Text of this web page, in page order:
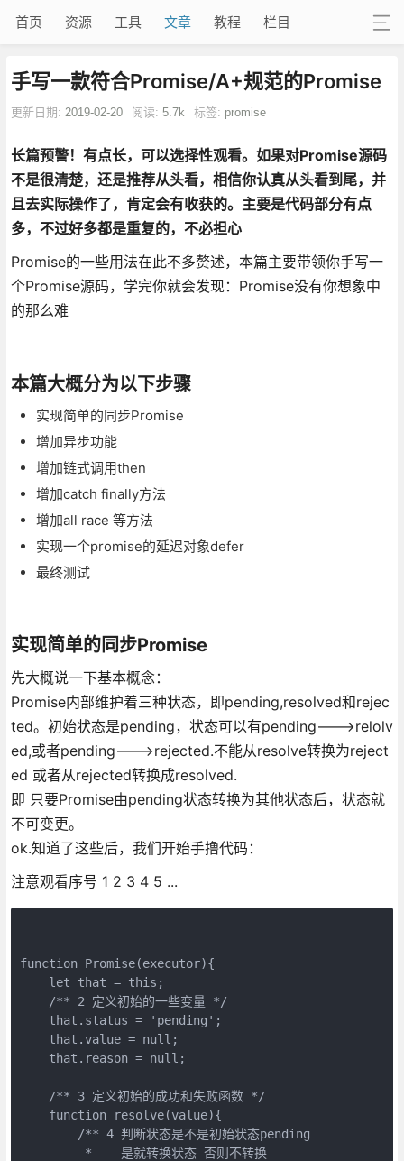
首页 资源 工具 文章 教程 栏目
手写一款符合Promise/A+规范的Promise
更新日期: 2019-02-20 阅读: 5.7k 标签: promise
长篇预警！有点长，可以选择性观看。如果对Promise源码
不是很清楚，还是推荐从头看，相信你认真从头看到尾，并
且去实际操作了，肯定会有收获的。主要是代码部分有点
多，不过好多都是重复的，不必担心
Promise的一些用法在此不多赘述，本篇主要带领你手写一
个Promise源码，学完你就会发现：Promise没有你想象中
的那么难
本篇大概分为以下步骤
实现简单的同步Promise
增加异步功能
增加链式调用then
增加catch finally方法
增加all race 等方法
实现一个promise的延迟对象defer
最终测试
实现简单的同步Promise
先大概说一下基本概念：
Promise内部维护着三种状态，即pending,resolved和rejec
ted。初始状态是pending，状态可以有pending--->relolv
ed,或者pending--->rejected.不能从resolve转换为reject
ed 或者从rejected转换成resolved.
即 只要Promise由pending状态转换为其他状态后，状态就
不可变更。
ok.知道了这些后，我们开始手撸代码：
注意观看序号 1 2 3 4 5 ...
function Promise(executor){
    let that = this;
    /** 2 定义初始的一些变量 */
    that.status = 'pending';
    that.value = null;
    that.reason = null;
    /** 3 定义初始的成功和失败函数 */
    function resolve(value){
        /** 4 判断状态是不是初始状态pending
         *    是就转换状态 否则不转换